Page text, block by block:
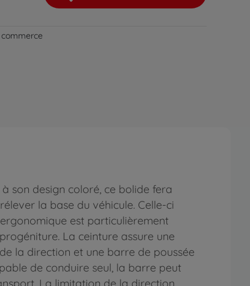
son design coloré, ce bolide fera
la base du véhicule. Celle-ci
est particulièrement
La ceinture assure une
la direction et une barre de poussée
de conduire seul, la barre peut